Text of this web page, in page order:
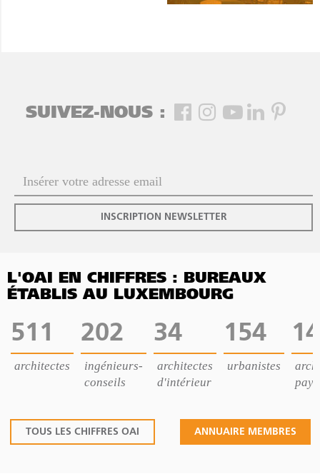
SUIVEZ-NOUS :
INSCRIPTION NEWSLETTER
L'OAI EN CHIFFRES : BUREAUX
ÉTABLIS AU LUXEMBOURG
511
architectes
202
ingénieurs-
conseils
34
architectes
d'intérieur
154
urbanistes
14
TOUS LES CHIFFRES OAI ANNUAIRE MEMBRES